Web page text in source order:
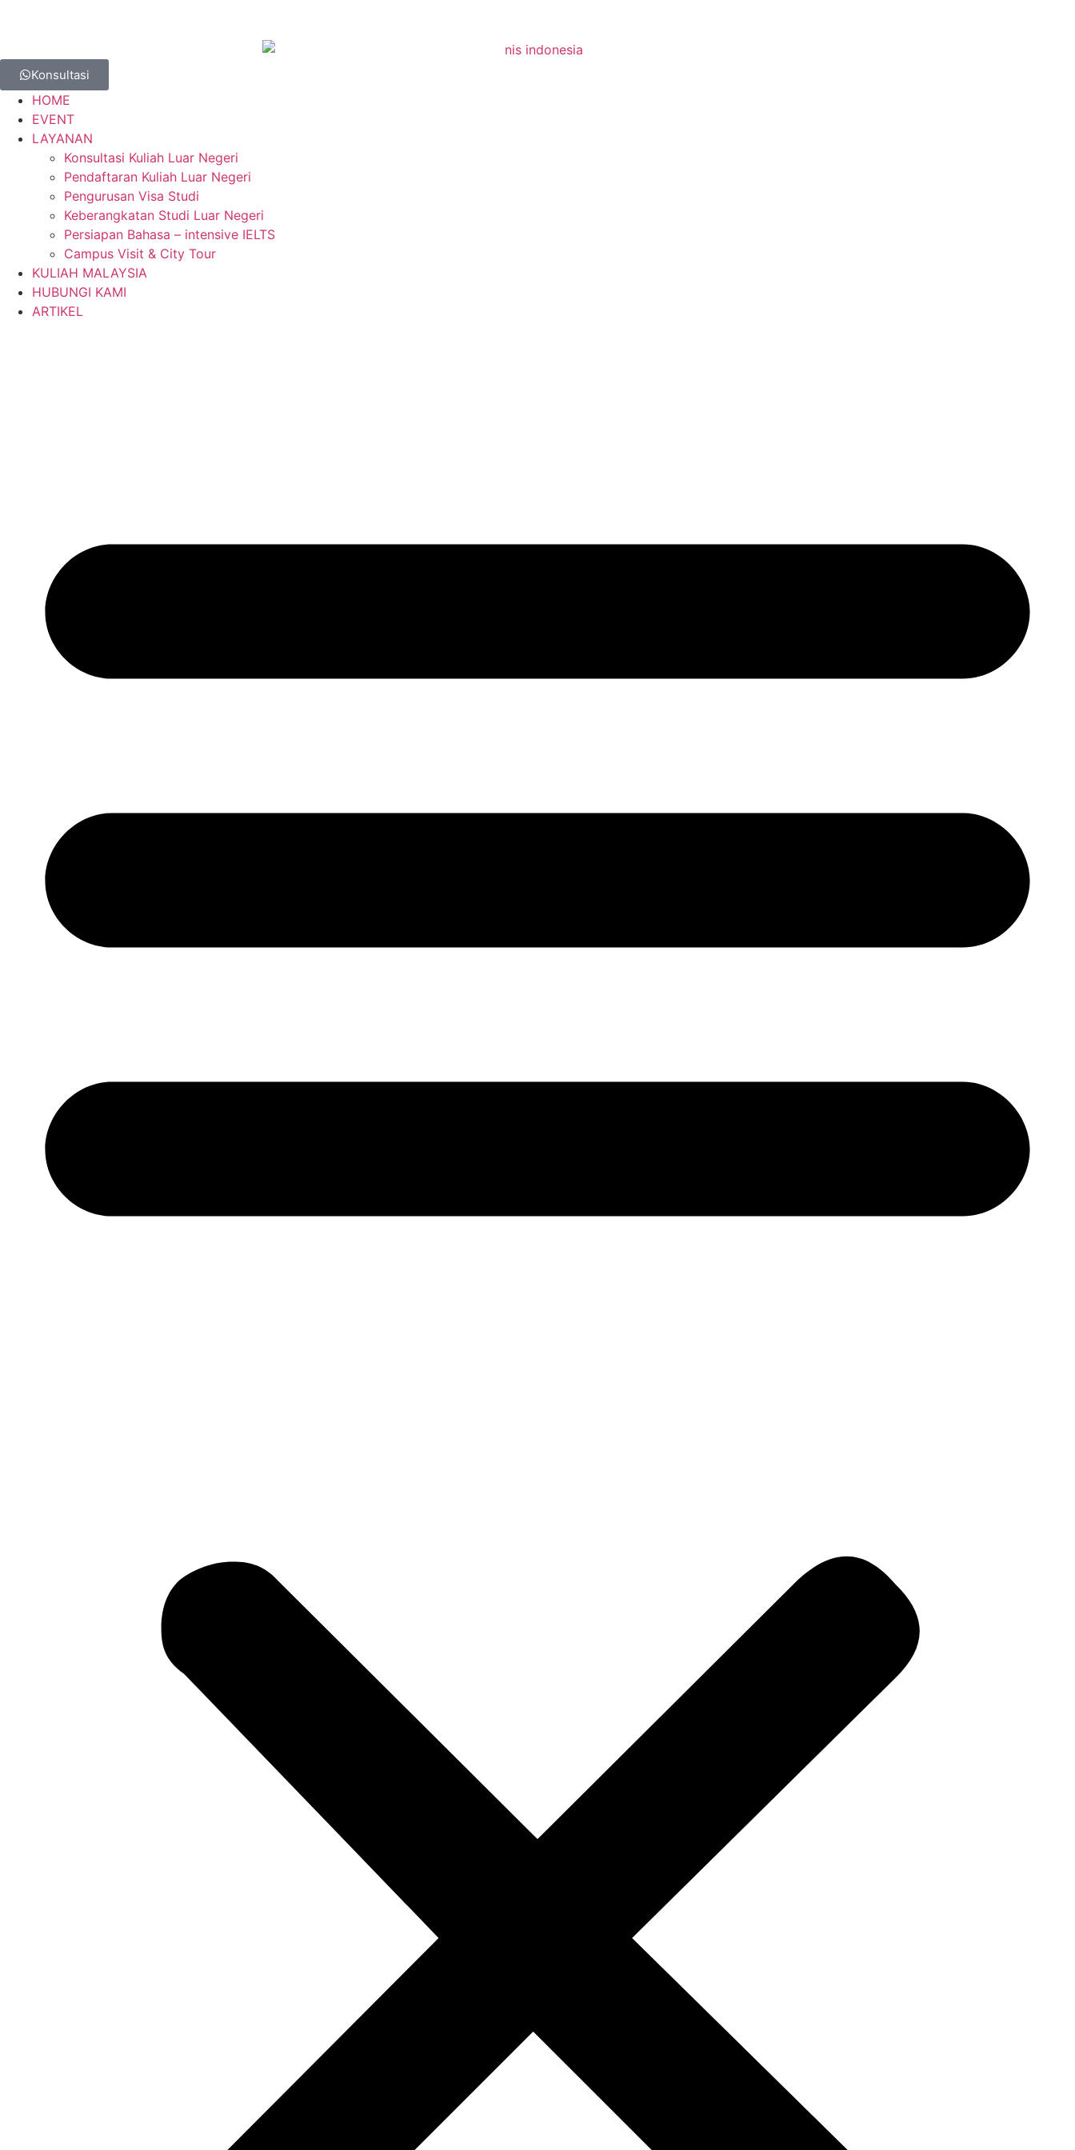
Konsultasi
HOME
EVENT
LAYANAN
Konsultasi Kuliah Luar Negeri
Pendaftaran Kuliah Luar Negeri
Pengurusan Visa Studi
Keberangkatan Studi Luar Negeri
Persiapan Bahasa – intensive IELTS
Campus Visit & City Tour
KULIAH MALAYSIA
HUBUNGI KAMI
ARTIKEL